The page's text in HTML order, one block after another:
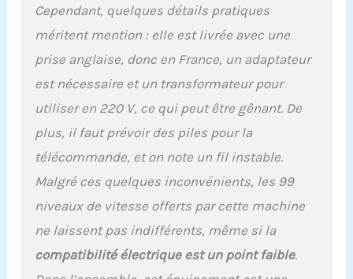
antidérapante et cadre
sécurité et confort à
chaque session Tout est
Cette machine de
drainage lymphatique
est livrée avec une
télécommande, un
cordon d'alimentation,
deux bandes de
résistance, quatre mini
bandes et un guide
d'utilisation complet
pour vous aider à
commencer votre voyage
de remise en forme avec
Cependant, quelques détails pratiques
méritent mention : elle est livrée avec une
prise anglaise, donc en France, un adaptateur
est nécessaire et un transformateur pour
utiliser en 220 V, ce qui peut être gênant. De
plus, il faut prévoir des piles pour la
télécommande, et on note un fil instable.
Malgré ces quelques inconvénients, les 99
niveaux de vitesse offerts par cette machine
ne laissent pas indifférents, même si la
compatibilité électrique est un point faible.